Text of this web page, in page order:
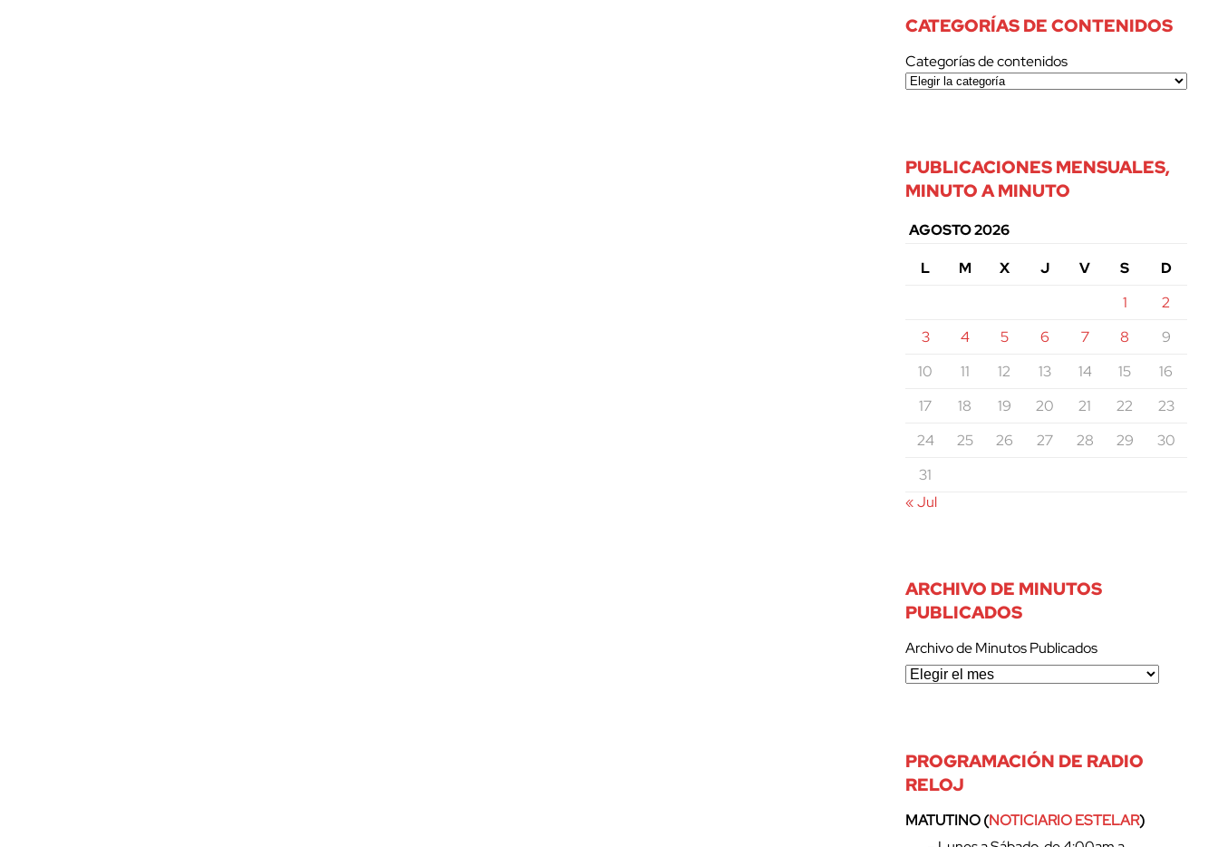
CATEGORÍAS DE CONTENIDOS
Categorías de contenidos
PUBLICACIONES MENSUALES,
MINUTO A MINUTO
AGOSTO 2026
L
M X J V S
D
1
2
3
4 5 6 7 8
9
10
11 12 13 14 15
16
17
18 19 20 21 22
23
24
25 26 27 28 29
30
31
« Jul
ARCHIVO DE MINUTOS
PUBLICADOS
Archivo de Minutos Publicados
PROGRAMACIÓN DE RADIO
RELOJ
MATUTINO (NOTICIARIO ESTELAR)